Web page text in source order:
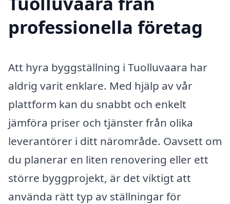
professionella företag
Att hyra byggställning i Tuolluvaara har
aldrig varit enklare. Med hjälp av vår
plattform kan du snabbt och enkelt
jämföra priser och tjänster från olika
leverantörer i ditt närområde. Oavsett om
du planerar en liten renovering eller ett
större byggprojekt, är det viktigt att
använda rätt typ av ställningar för